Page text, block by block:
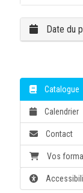
Date du
Catalogue
Calendrier
Contact
Vos